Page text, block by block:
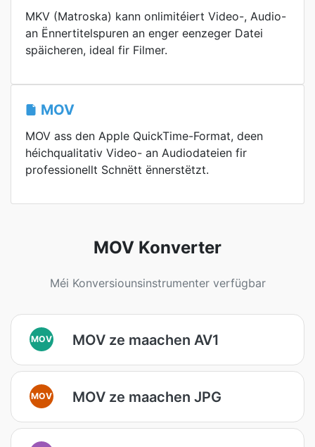
MKV (Matroska) kann onlimitéiert Video-, Audio-
an Ënnertitelspuren an enger eenzeger Datei
späicheren, ideal fir Filmer.
MOV
MOV ass den Apple QuickTime-Format, deen
héichqualitativ Video- an Audiodateien fir
professionellt Schnëtt ënnerstëtzt.
MOV Konverter
Méi Konversiounsinstrumenter verfügbar
MOV MOV ze maachen AV1
MOV MOV ze maachen JPG